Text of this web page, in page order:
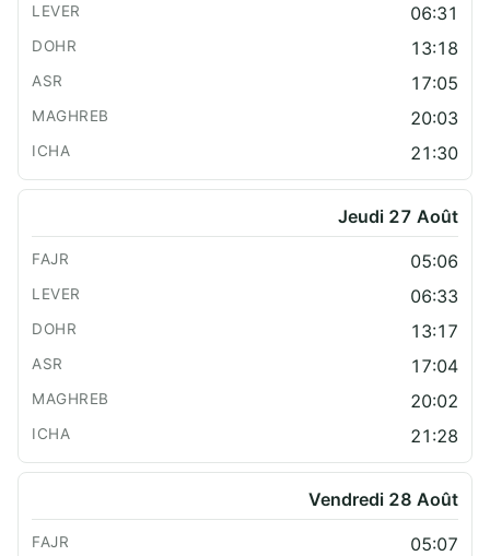
06:31
13:18
17:05
20:03
21:30
Jeudi 27 Août
05:06
06:33
13:17
17:04
20:02
21:28
Vendredi 28 Août
05:07